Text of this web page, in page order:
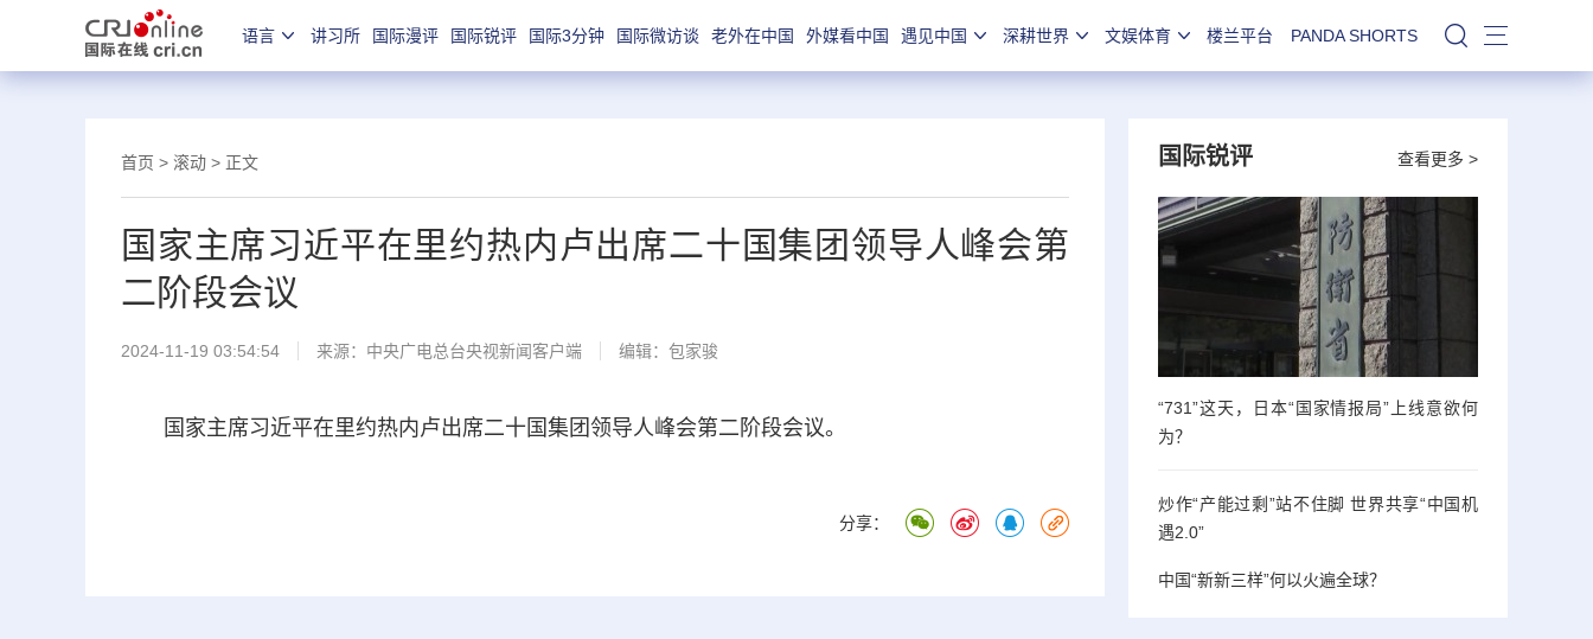
语言 讲习所 国际漫评 国际锐评 国际3分钟 国际微访谈 老外在中国 外媒看中国 遇见中国 深耕世界 文娱体育 楼兰平台 PANDA SHORTS 站内搜索
首页 > 滚动 > 正文
国家主席习近平在里约热内卢出席二十国集团领导人峰会第
二阶段会议
2024-11-19 03:54:54 来源： 中央广电总台央视新闻客户端 编辑：包家骏
国家主席习近平在里约热内卢出席二十国集团领导人峰会第二阶段会议。
分享：
查看更多 >
国际锐评
“731”这天，日本“国家情报局”上线意欲何
为？
炒作“产能过剩”站不住脚 世界共享“中国机
遇2.0”
中国“新新三样”何以火遍全球？